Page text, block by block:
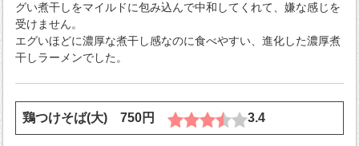
グい煮干しをマイルドに包み込んで中和してくれて、嫌な感じを
受けません。
エグいほどに濃厚な煮干し感なのに食べやすい、進化した濃厚煮
干しラーメンでした。
鶏つけそば(大) 750円 3.4